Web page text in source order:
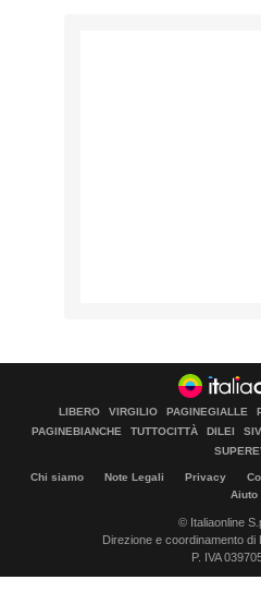
LIBERO VIRGILIO PAGINEGIALLE
PAGINEBIANCHE
TUTTOCITTÀ DILEI
Chi siamo Note Legali Privacy
Aiuto
© Italiaonline
Direzione e coordinamento di
P. IVA